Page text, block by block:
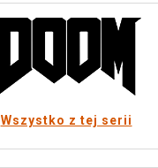
Wszystko z tej serii